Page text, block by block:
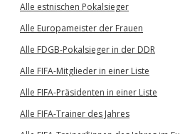
Alle estnischen Pokalsieger
Alle Europameister der Frauen
Alle FDGB-Pokalsieger in der DDR
Alle FIFA-Mitglieder in einer Liste
Alle FIFA-Präsidenten in einer Liste
Alle FIFA-Trainer des Jahres